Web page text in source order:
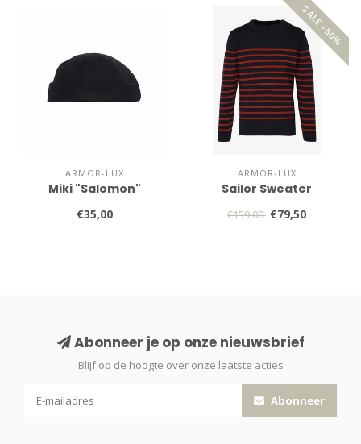
ARMOR-LUX
Miki "Salomon"
€35,00
SALE -50%
ARMOR-LUX
Sailor Sweater
€159,00 €79,50
Abonneer je op onze nieuwsbrief
Blijf op de hoogte over onze laatste acties
Abonneer